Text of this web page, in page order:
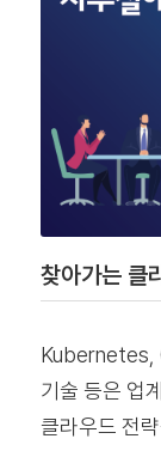
찾아가는 클
Kubernetes,
기술 등은 업
클라우드 전